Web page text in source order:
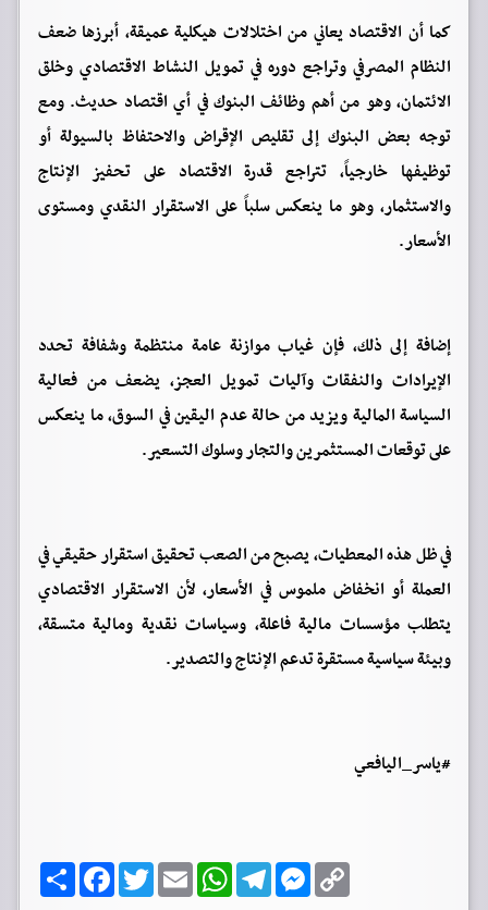
كما أن الاقتصاد يعاني من اختلالات هيكلية عميقة، أبرزها ضعف
النظام المصرفي وتراجع دوره في تمويل النشاط الاقتصادي وخلق
الائتمان، وهو من أهم وظائف البنوك في أي اقتصاد حديث. ومع
توجه بعض البنوك إلى تقليص الإقراض والاحتفاظ بالسيولة أو
توظيفها خارجياً، تتراجع قدرة الاقتصاد على تحفيز الإنتاج
والاستثمار، وهو ما ينعكس سلباً على الاستقرار النقدي ومستوى
الأسعار.
إضافة إلى ذلك، فإن غياب موازنة عامة منتظمة وشفافة تحدد
الإيرادات والنفقات وآليات تمويل العجز، يضعف من فعالية
السياسة المالية ويزيد من حالة عدم اليقين في السوق، ما ينعكس
على توقعات المستثمرين والتجار وسلوك التسعير.
في ظل هذه المعطيات، يصبح من الصعب تحقيق استقرار حقيقي في
العملة أو انخفاض ملموس في الأسعار، لأن الاستقرار الاقتصادي
يتطلب مؤسسات مالية فاعلة، وسياسات نقدية ومالية متسقة،
وبيئة سياسية مستقرة تدعم الإنتاج والتصدير.
#ياسر_اليافعي
ا
ن
F
a
T
w
E
m
W
h
T
e
M
e
C
o